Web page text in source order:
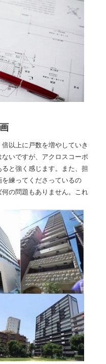
以上に戸数を増やしていき
いですが、アクロスコーポ
と強く感じます。また、担
練ってくださっているの
の問題もありません。これ